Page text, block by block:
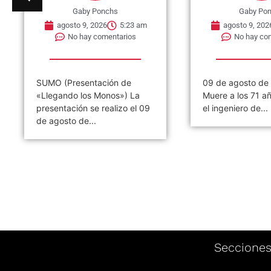
Gaby Ponchs
agosto 9, 2026
5:23 am
No hay comentarios
SUMO (Presentación de
«Llegando los Monos») La
presentación se realizo el 09
de agosto de...
Gaby
agosto 9,
No hay
09 de agosto de
Muere a los 71
el ingeniero de...
Secciones